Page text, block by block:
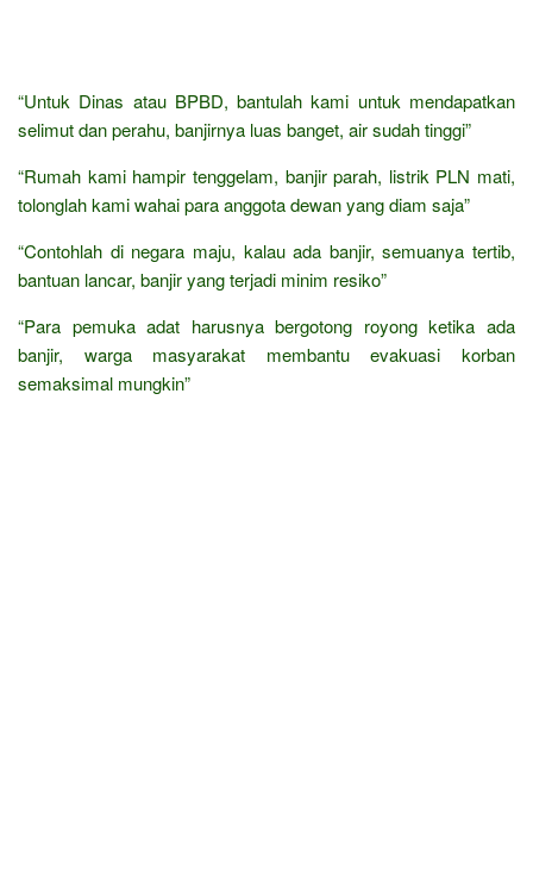
“Untuk Dinas atau BPBD, bantulah kami untuk mendapatkan
selimut dan perahu, banjirnya luas banget, air sudah tinggi”
“Rumah kami hampir tenggelam, banjir parah, listrik PLN mati,
tolonglah kami wahai para anggota dewan yang diam saja”
“Contohlah di negara maju, kalau ada banjir, semuanya tertib,
bantuan lancar, banjir yang terjadi minim resiko”
“Para pemuka adat harusnya bergotong royong ketika ada
banjir, warga masyarakat membantu evakuasi korban
semaksimal mungkin”